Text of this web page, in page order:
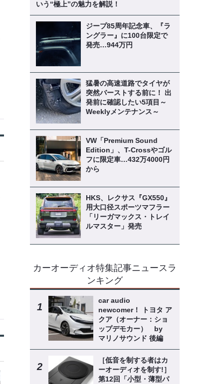
いう“極上”の魅力を解説！
ジープ85周年記念車、『ラ
ングラー』に100台限定で
発売…944万円
猛暑の高速道路でタイヤが
突然バーストする前に！ 出
発前に確認したい5項目～
Weeklyメンテナンス～
VW「Premium Sound
Edition」、T-Crossやゴル
フに限定車…432万4000円
から
HKS、レクサス『GX550』
用大口径スポーツマフラー
「リーガマックス・トレイ
ルマスター」発売
カーオーディオ特集記事ニュースラ
ンキング
car audio
newcomer！ トヨタ ア
クア（オーナー：ショ
ップデモカー） by
マリノサウンド 後編
［低音を制する者はカ
ーオーディオを制す!］
第12回「小型・薄型パ